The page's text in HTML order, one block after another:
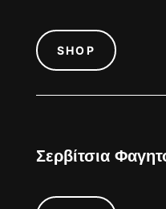
SHOP
Σερβίτσια